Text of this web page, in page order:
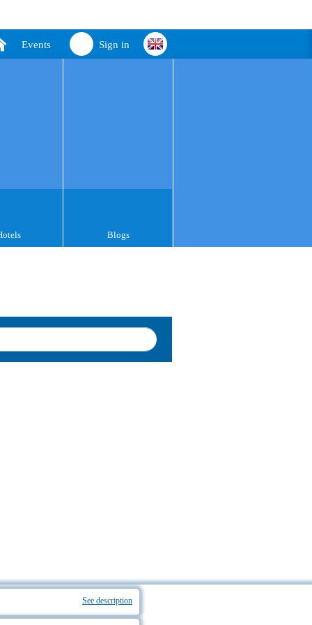
Sign in
Events
Blogs
See description